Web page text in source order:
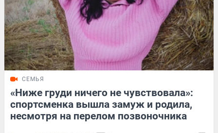
СЕМЬЯ
«Ниже груди ничего не чувствовала»:
спортсменка вышла замуж и родила,
несмотря на перелом позвоночника